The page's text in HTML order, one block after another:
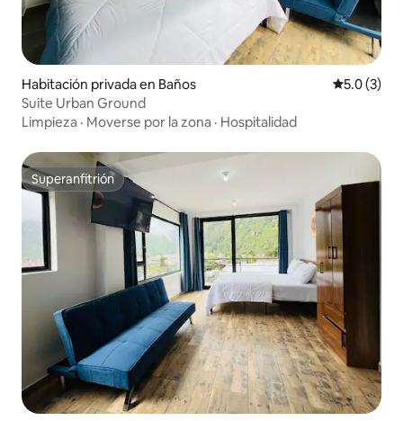
Habitación privada en Baños
5.0 (3)
Suite Urban Ground
Limpieza · Moverse por la zona · Hospitalidad
Superanfitrión
Superanfitrión